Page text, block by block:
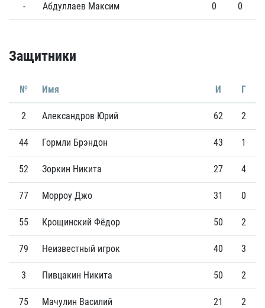
- Абдуллаев Максим 0 0
Защитники
№ Имя И Г
2 Александров Юрий 62 2
44 Гормли Брэндон 43 1
52 Зоркин Никита 27 4
77 Морроу Джо 31 0
55 Крощинский Фёдор 50 2
79 Неизвестный игрок 40 3
3 Пивцакин Никита 50 2
75 Мачулин Василий 21 2